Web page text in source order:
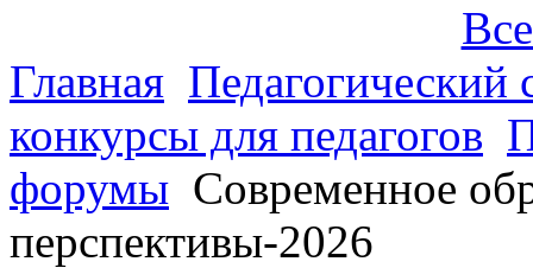
Главная
конкурсы для педагогов
форумы Современное
перспективы-2026